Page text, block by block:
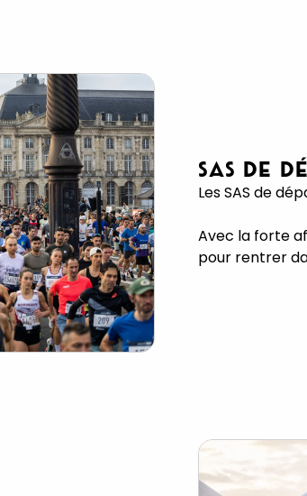
SAS DE
Les SAS de
Avec la forte
pour rentrer